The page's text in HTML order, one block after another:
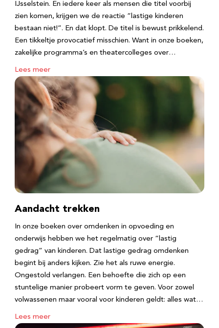
IJsselstein. En iedere keer als mensen die titel voorbij
zien komen, krijgen we de reactie “lastige kinderen
bestaan niet!”. En dat klopt. De titel is bewust prikkelend.
Een tikkeltje provocatief misschien. Want in onze boeken,
zakelijke programma’s en theatercolleges over…
Lees meer
Aandacht trekken
In onze boeken over omdenken in opvoeding en
onderwijs hebben we het regelmatig over “lastig
gedrag” van kinderen. Dat lastige gedrag omdenken
begint bij anders kijken. Zie het als ruwe energie.
Ongestold verlangen. Een behoefte die zich op een
stuntelige manier probeert vorm te geven. Voor zowel
volwassenen maar vooral voor kinderen geldt: alles wat…
Lees meer